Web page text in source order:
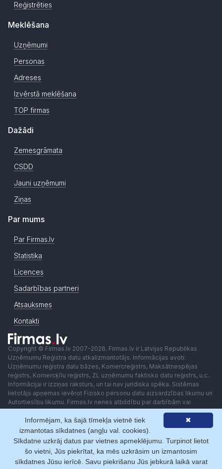
Reģistrēties
Meklēšana
Uzņēmumi
Personas
Adreses
Izvērstā meklēšana
TOP firmas
Dažādi
Zemesgrāmata
CSDD
Jauni uzņēmumi
Ziņas
Par mums
Par Firmas.lv
Statistika
Licences
Sadarbības partneri
Atsauksmes
Kontakti
Copyright © Firmas.lv 2007-2026. Firmas.lv ir Latvijas Republikas
Uzņēmumu Reģistra datu atkalizmantotājs. Informācijas avoti:
Uzņēmumu reģistra datu bāzes, Komercreģistrs, Maksātnespējas
reģistrs, Komercķīlu reģistrs, ZL uzņēmumu faktisko datu reģistrs, u.c..
Informācijai ir izziņas raksturs, un tai nav juridiska spēka. Sistēmas
lietotājs apņemas ievērot Fizisko personu datu aizsardzības likumu un
Autortiesību likumu. Firmas.lv nenes atbildību par darbībām vai
lēmumiem, kas balstīti uz saņemto pakalpojumu. Lietotājam aizliegts
izmantot jebkādas automatizētas sistēmas vai iekārtas (robotus)
piekļuvei sistēmai bez rakstiskas saskaņošanas ar Firmas.lv. Galvenā
redaktore: Ingūna Pempere.
Lietošanas noteikumi
Privātuma politika Norēķini ar
✖
Informējam, ka šajā tīmekļa vietnē tiek
izmantotas sīkdatnes (angļu val. cookies).
Sīkdatne uzkrāj datus par vietnes apmeklējumu. Turpinot lietot
šo vietni, Jūs piekrītat, ka mēs uzkrāsim un izmantosim
sīkdatnes Jūsu ierīcē. Savu piekrišanu Jūs jebkurā laikā varat